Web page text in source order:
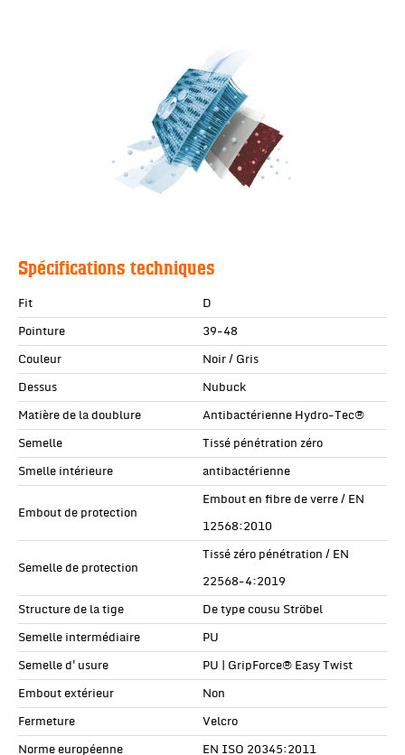
Spécifications techniques
Fit
D
Pointure
39-48
Couleur
Noir / Gris
Dessus
Nubuck
Matière de la doublure
Antibactérienne Hydro-Tec®
Semelle
Tissé pénétration zéro
Smelle intérieure
antibactérienne
Embout de protection
Embout en fibre de verre / EN
12568:2010
Semelle de protection
Tissé zéro pénétration / EN
22568-4:2019
Structure de la tige
De type cousu Ströbel
Semelle intermédiaire
PU
Semelle d'usure
PU | GripForce® Easy Twist
Embout extérieur
Non
Fermeture
Velcro
Norme européenne
EN ISO 20345:2011